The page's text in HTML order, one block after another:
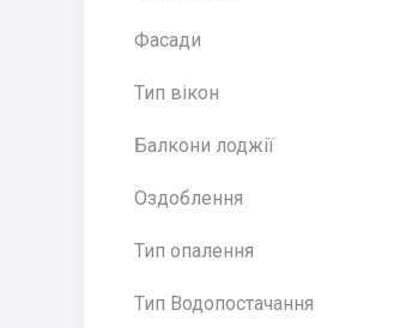
Фасади
Тип вікон
Балкони лоджії
Оздоблення
Тип опалення
Тип Водопостачання